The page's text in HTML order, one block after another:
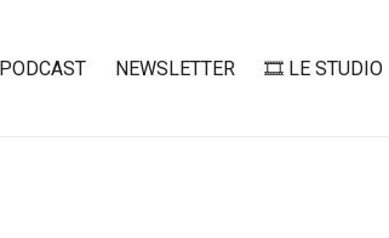
PODCAST NEWSLETTER 🎞️ LE STUDIO